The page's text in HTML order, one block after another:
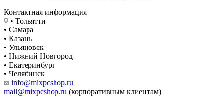
Контактная информация
• Тольятти
• Самара
• Казань
• Ульяновск
• Нижний Новгород
• Екатеринбург
• Челябинск
info@mixpcshop.ru
mail@mixpcshop.ru (корпоративным клиентам)